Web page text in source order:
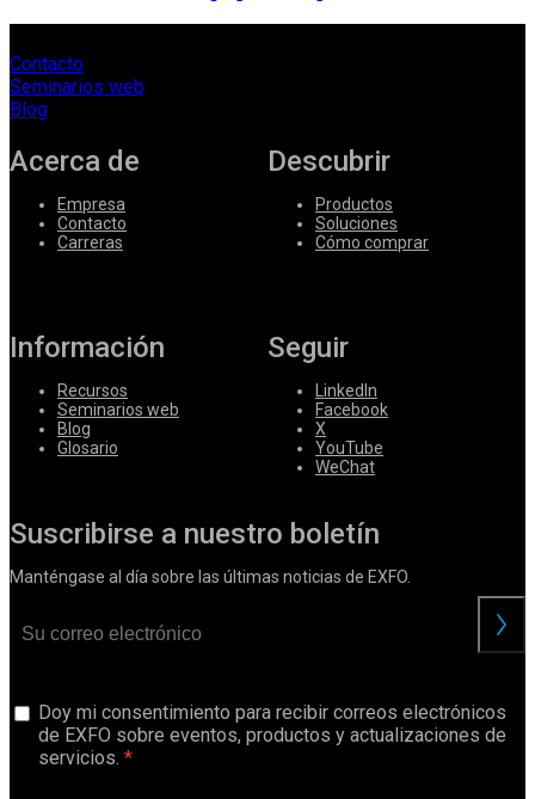
Contacto
Seminarios web
Blog
Acerca de
Empresa
Contacto
Carreras
Descubrir
Productos
Soluciones
Cómo comprar
Información
Recursos
Seminarios web
Blog
Glosario
Seguir
LinkedIn
Facebook
X
YouTube
WeChat
Suscribirse a nuestro boletín
Manténgase al día sobre las últimas noticias de EXFO.
Doy mi consentimiento para recibir correos electrónicos
de EXFO sobre eventos, productos y actualizaciones de
servicios.